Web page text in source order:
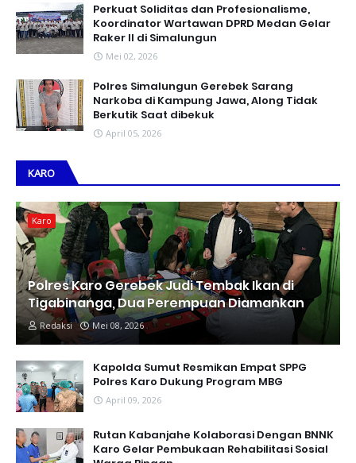
Perkuat Soliditas dan Profesionalisme,
Koordinator Wartawan DPRD Medan Gelar
Raker II di Simalungun
Mei 02, 2026
Polres Simalungun Gerebek Sarang
Narkoba di Kampung Jawa, Along Tidak
Berkutik Saat dibekuk
April 05, 2026
KARO
Karo
Polres Karo Gerebek Judi Tembak Ikan di
Tigabinanga, Dua Perempuan Diamankan
Redaksi Mei 08, 2026
Kapolda Sumut Resmikan Empat SPPG
Polres Karo Dukung Program MBG
April 09, 2026
Rutan Kabanjahe Kolaborasi Dengan BNNK
Karo Gelar Pembukaan Rehabilitasi Sosial